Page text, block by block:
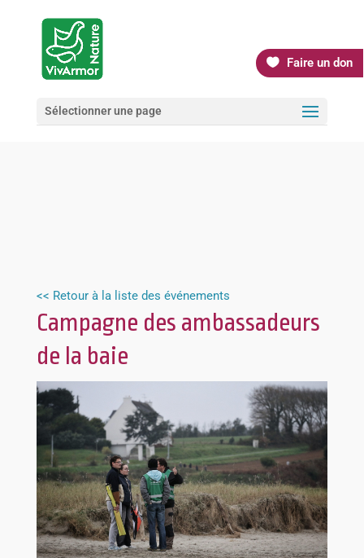
Faire un don
Sélectionner une page
<< Retour à la liste des événements
Campagne des ambassadeurs
de la baie